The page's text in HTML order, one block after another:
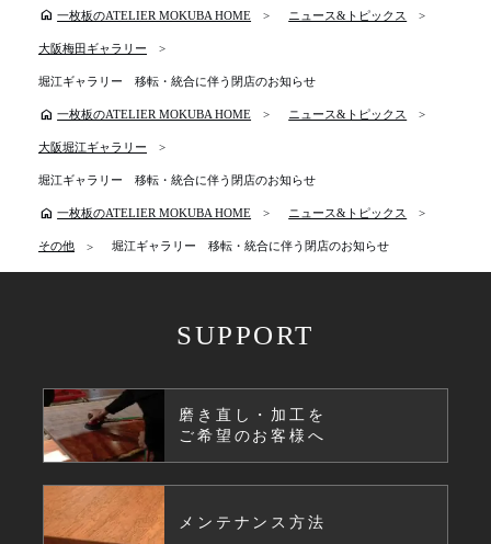
home 一枚板のATELIER MOKUBA HOME ニュース&トピックス
大阪梅田ギャラリー
堀江ギャラリー 移転・統合に伴う閉店のお知らせ
home 一枚板のATELIER MOKUBA HOME ニュース&トピックス
大阪堀江ギャラリー
堀江ギャラリー 移転・統合に伴う閉店のお知らせ
home 一枚板のATELIER MOKUBA HOME ニュース&トピックス
その他 堀江ギャラリー 移転・統合に伴う閉店のお知らせ
SUPPORT
磨き直し・加工を
ご希望のお客様へ
メンテナンス方法